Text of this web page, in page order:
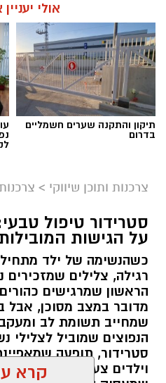
תגים:הקלטה
יח"צ אקסטרה מובייל
התחיל להשמיע רעש מוזר
שכולנו עושים: שאל
קיבל שם המלצה על מוסך
אולי
תיקון והתקנה שערים חשמליים
בדרום
צרכנות ותוכן שיווקי >
סטרידור טיפול
על הגישות
כשהנשימה של ילד
רגילה, צלילים
הראשון שמרגישים
מדובר במצב מסוכן,
שמחייב תשומת לב
הנפוצים שמוביל לצלילי
סטרידור, תופעה
וילדים צעירים. סטרידור
קרא